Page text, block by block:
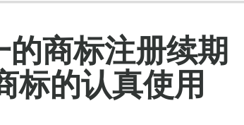
商标注册续期
标的认真使用